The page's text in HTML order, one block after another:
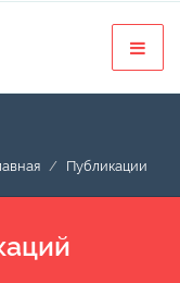
Публикации